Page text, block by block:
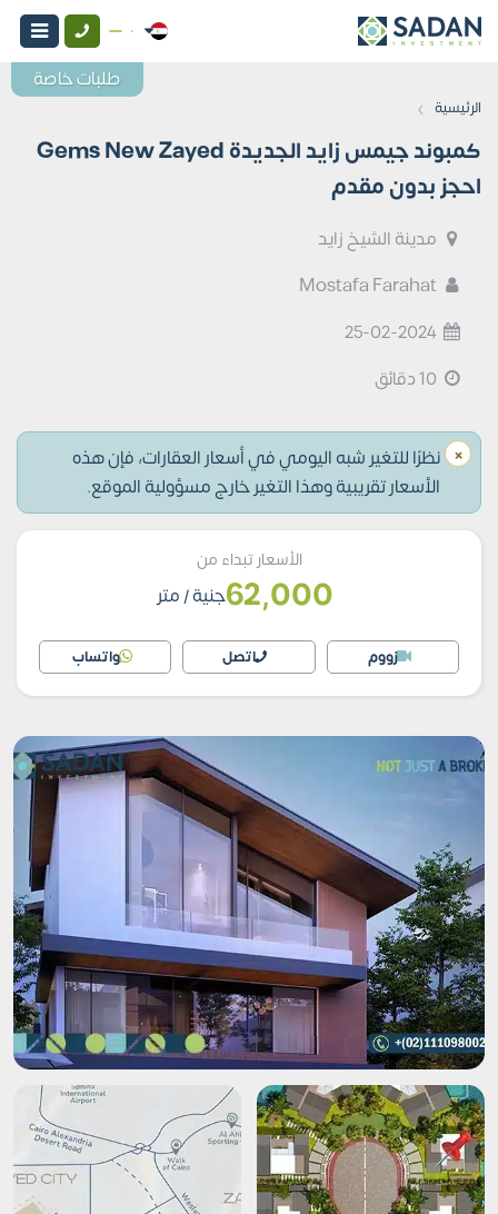
الرئيسية ›
كمبوند جيمس زايد الجديدة Gems New Zayed
احجز بدون مقدم
مدينة الشيخ زايد
Mostafa Farahat
25-02-2024
× نظرًا للتغير شبه اليومي في أسعار العقارات، فإن هذه
الأسعار تقريبية وهذا التغير خارج مسؤولية الموقع.
الأسعار تبداء من
62,000جنية/ متر
زووم اتصل واتساب
طلبات خاصة